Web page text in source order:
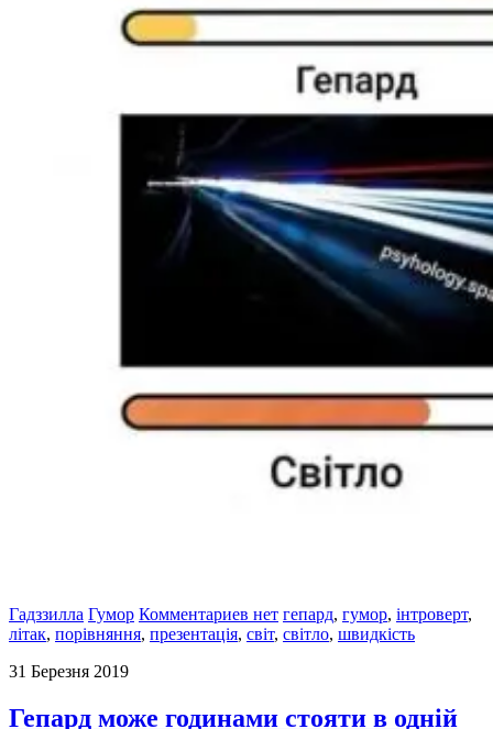
Гадззилла Гумор Комментариев нет гепард, гумор, інтроверт,
літак, порівняння, презентація, світ, світло, швидкість
31 Березня 2019
Гепард може годинами стояти в одній